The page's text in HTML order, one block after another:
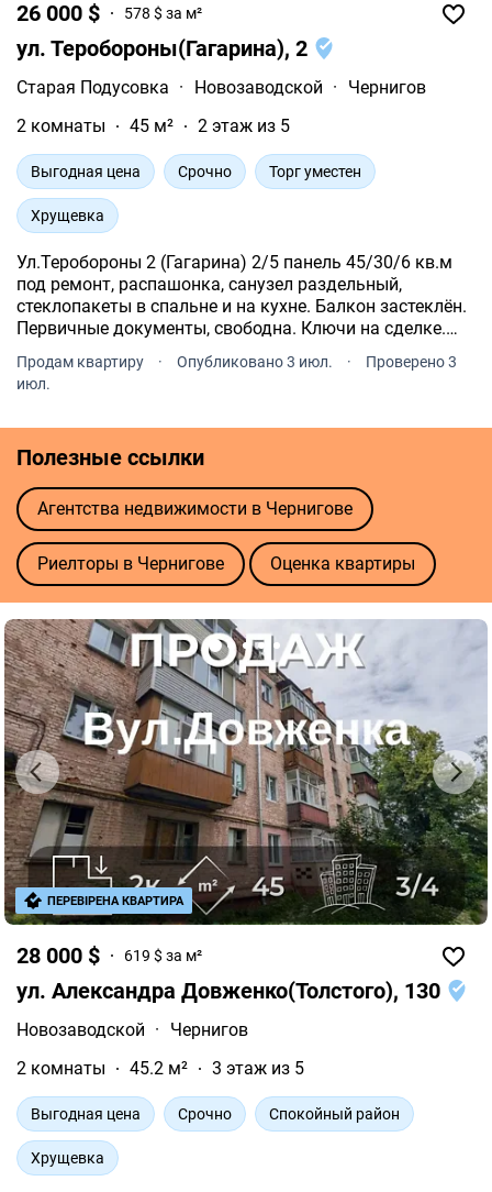
26 000 $ 578 $ за м²
ул. Теробороны(Гагарина), 2
Старая Подусовка · Новозаводской ·
Чернигов
2 комнаты
45 м² 2 этаж из 5
Выгодная цена Срочно Торг уместен
Хрущевка
Ул.Теробороны 2 (Гагарина) 2/5 панель 45/30/6 кв.м
под ремонт, распашонка, санузел раздельный,
стеклопакеты в спальне и на кухне. Балкон застеклён.
Первичные документы, свободна. Ключи на сделке.
Рядом остановка, рынок. Торг.
Продам квартиру · Опубликовано 3 июл. ·
Проверено 3
июл.
Полезные ссылки
Агентства недвижимости в Чернигове
Риелторы в Чернигове Оценка квартиры
28 000 $ 619 $ за м²
ул. Александра Довженко(Толстого), 130
Новозаводской ·
Чернигов
2 комнаты
45.2 м² 3 этаж из 5
Выгодная цена Срочно Спокойный район
Хрущевка
ПЕРЕВІРЕНА КВАРТИРА